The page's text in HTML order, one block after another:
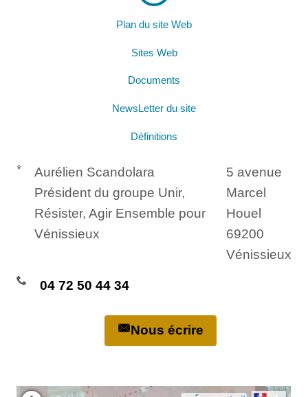
Plan du site Web
Sites Web
Documents
NewsLetter du site
Définitions
Aurélien Scandolara
Président du groupe Unir,
Résister, Agir Ensemble pour
Vénissieux
5 avenue
Marcel
Houel
69200
Vénissieux
04 72 50 44 34
Nous écrire